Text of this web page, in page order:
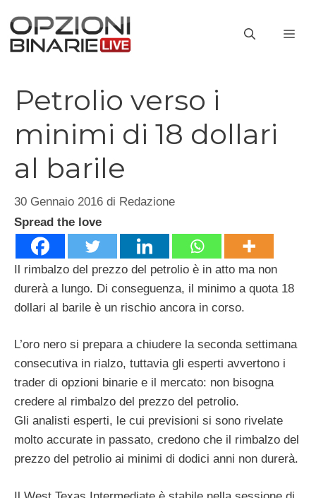
contenuto
Petrolio verso i
minimi di 18 dollari
al barile
30 Gennaio 2016 di Redazione
Spread the love
Il rimbalzo del prezzo del petrolio è in atto ma non
durerà a lungo. Di conseguenza, il minimo a quota 18
dollari al barile è un rischio ancora in corso.
L’oro nero si prepara a chiudere la seconda settimana
consecutiva in rialzo, tuttavia gli esperti avvertono i
trader di opzioni binarie e il mercato: non bisogna
credere al rimbalzo del prezzo del petrolio.
Gli analisti esperti, le cui previsioni si sono rivelate
molto accurate in passato, credono che il rimbalzo del
prezzo del petrolio ai minimi di dodici anni non durerà.